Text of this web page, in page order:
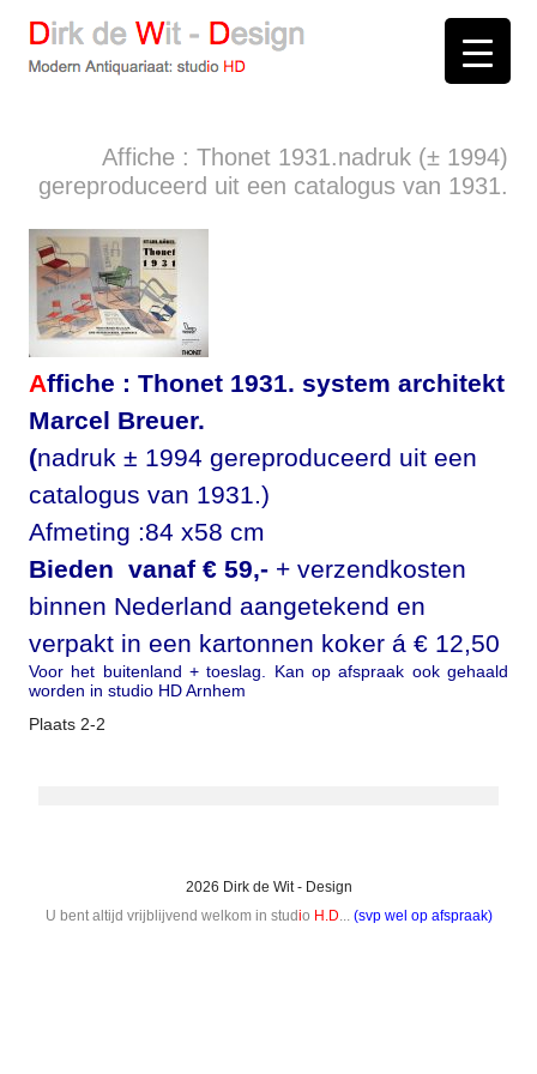
Dirk de Wit - Design
Modern Antiquariaat: studio HD
Affiche : Thonet 1931.nadruk (± 1994)
gereproduceerd uit een catalogus van 1931.
Affiche : Thonet 1931. system architekt
Marcel Breuer.
(nadruk ± 1994 gereproduceerd uit een
catalogus van 1931.)
Afmeting :84 x58 cm
Bieden vanaf € 59,- + verzendkosten
binnen Nederland aangetekend en
verpakt in een kartonnen koker á € 12,50
Voor het buitenland + toeslag. Kan op afspraak ook gehaald
worden in studio HD Arnhem
Plaats 2-2
2026 Dirk de Wit - Design
U bent altijd vrijblijvend welkom in studio H.D... (svp wel op afspraak)